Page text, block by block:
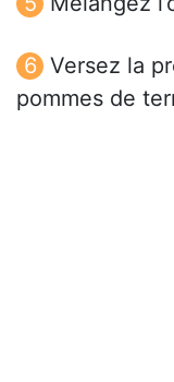
Versez la
pommes de